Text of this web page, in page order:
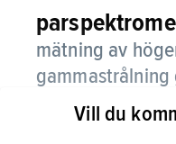
mätning av
detektion av en
och en positron.
Vill du